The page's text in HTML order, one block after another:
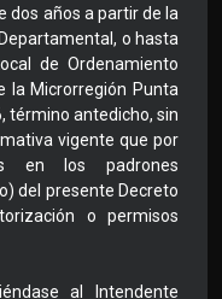
dos años a partir de la
o hasta
de Ordenamiento
la Microrregión Punta
término antedicho, sin
vigente que por
en los padrones
del presente Decreto
o permisos
al Intendente